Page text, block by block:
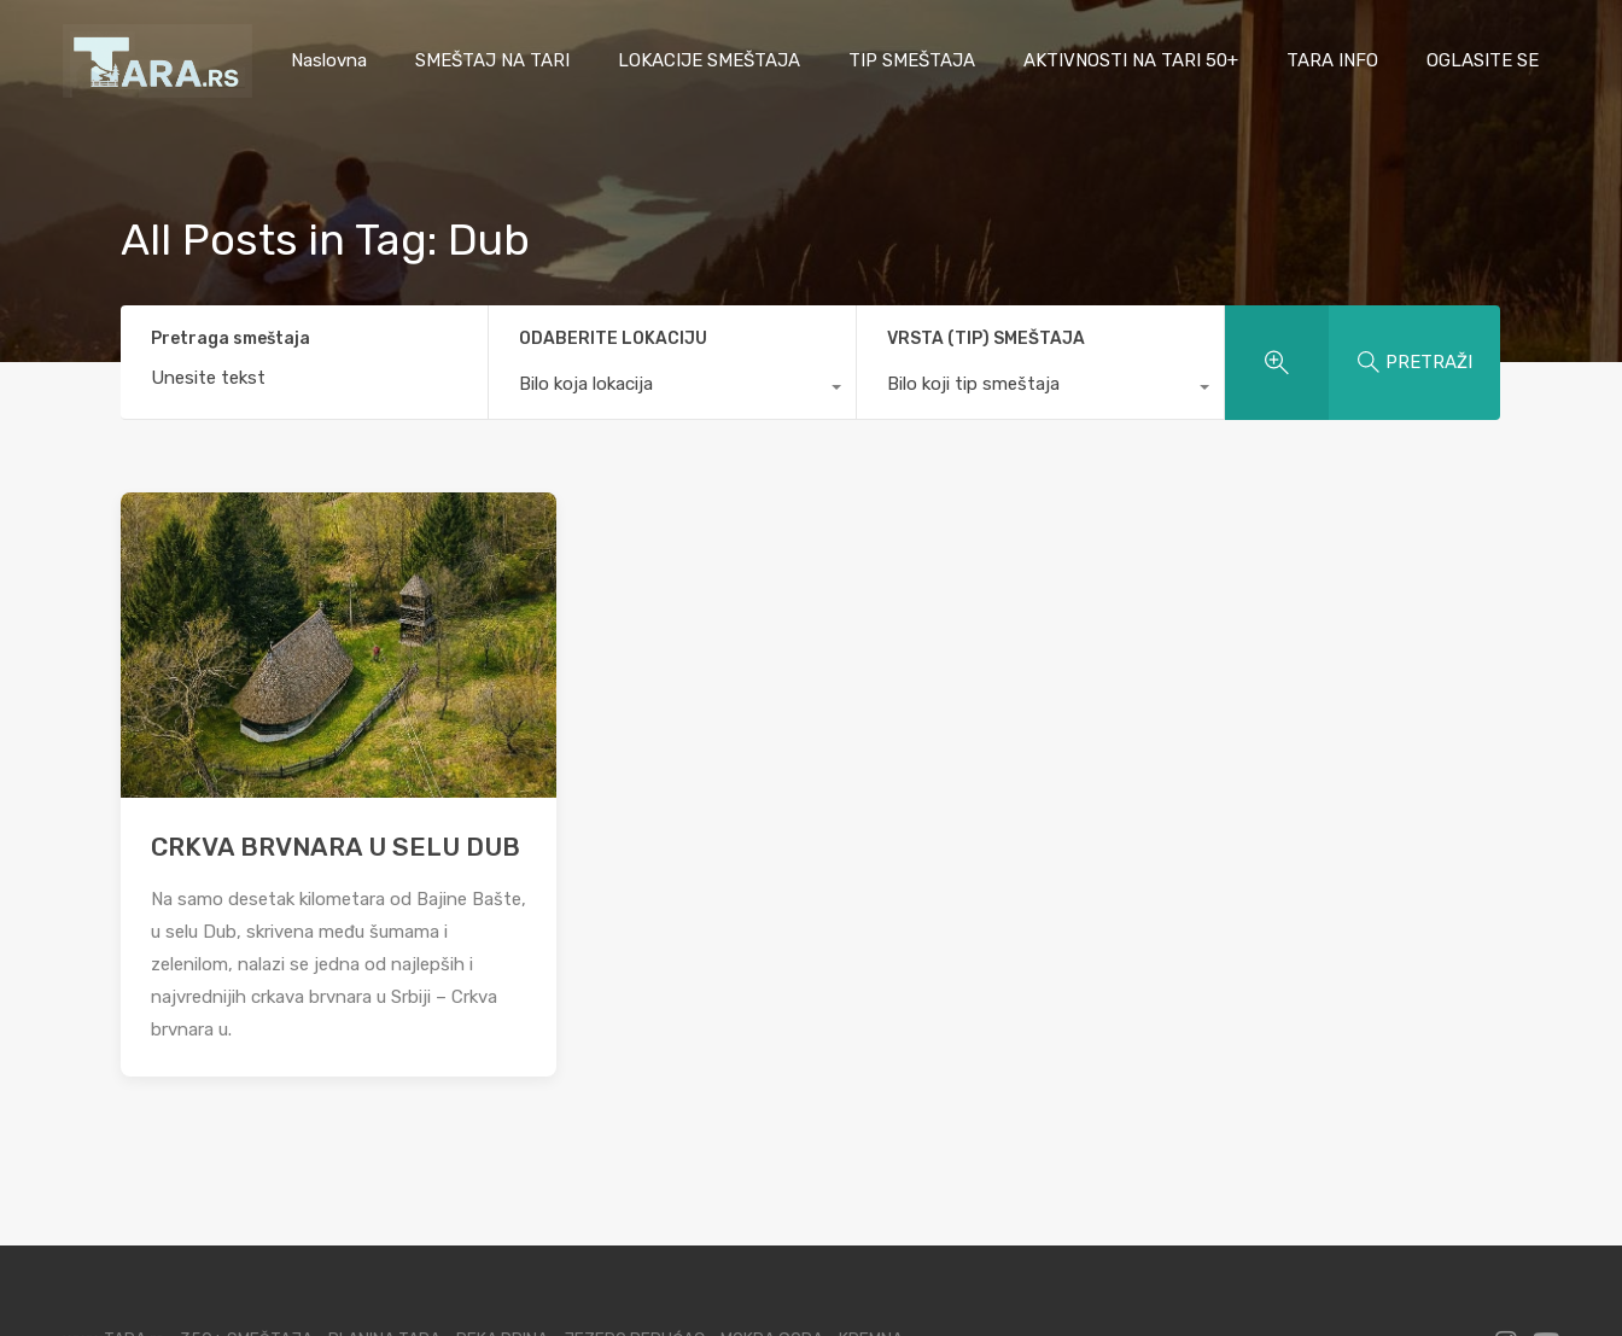
Naslovna SMEŠTAJ NA TARI LOKACIJE SMEŠTAJA TIP SMEŠTAJA AKTIVNOSTI NA TARI 50+ TARA INFO OGLASITE SE
All Posts in Tag: Dub
Pretraga smeštaja ODABERITE LOKACIJU
Bilo koja lokacija
VRSTA (TIP) SMEŠTAJA
Bilo koji tip smeštaja
PRETRAŽI
CRKVA BRVNARA U SELU DUB
Na samo desetak kilometara od Bajine Bašte,
u selu Dub, skrivena među šumama i
zelenilom, nalazi se jedna od najlepših i
najvrednijih crkava brvnara u Srbiji – Crkva
brvnara u.